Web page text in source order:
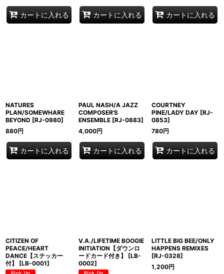
カートに入れる カートに入れる カートに入れる
NATURES
PLAN/SOMEWHARE
BEYOND [RJ-0980]
880円
カートに入れる
PAUL NASH/A JAZZ
COMPOSER'S
ENSEMBLE [RJ-0883]
4,000円
カートに入れる
COURTNEY
PINE/LADY DAY [RJ-
0853]
780円
カートに入れる
CITIZEN OF
PEACE/HEART
DANCE【ステッカー
付】
[LB-0001]
V.A./LIFETIME BOOGIE
INITIATION【ダウンロ
ードカード付き】
[LB-
0002]
LITTLE BIG BEE/ONLY
HAPPENS REMIXES
[RJ-0328]
1,200円